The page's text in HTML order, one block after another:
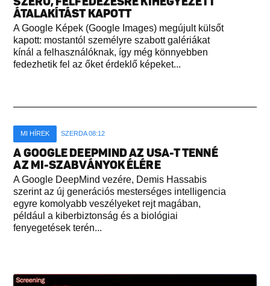
ÁTALAKÍTÁST KAPOTT
A Google Képek (Google Images) megújult külsőt
kapott: mostantól személyre szabott galériákat
kínál a felhasználóknak, így még könnyebben
fedezhetik fel az őket érdeklő képeket...
MI HÍREK SZERDA 08:12
A GOOGLE DEEPMIND AZ USA-T TENNÉ
AZ MI-SZABVÁNYOK ÉLÉRE
A Google DeepMind vezére, Demis Hassabis
szerint az új generációs mesterséges intelligencia
egyre komolyabb veszélyeket rejt magában,
például a kiberbiztonság és a biológiai
fenyegetések terén...